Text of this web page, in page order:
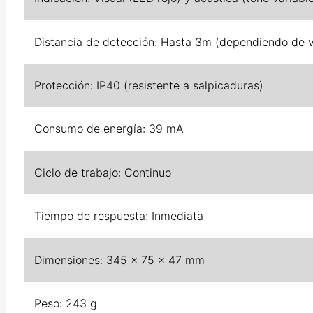
Distancia de detección: Hasta 3m (dependiendo de
Protección: IP40 (resistente a salpicaduras)
Consumo de energía: 39 mA
Ciclo de trabajo: Continuo
Tiempo de respuesta: Inmediata
Dimensiones: 345 x 75 x 47 mm
Peso: 243 g